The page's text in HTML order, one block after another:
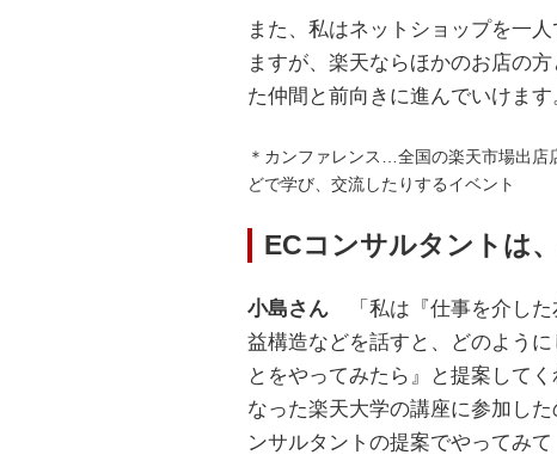
また、私はネットショップを一
ますが、楽天ならほかのお店の
た仲間と前向きに進んでいけます
＊カンファレンス…全国の楽天市場出店
どで学び、交流したりするイベント
ECコンサルタントは
小島さん 「私は『仕事を介した
益構造などを話すと、どのよう
とをやってみたら』と提案して
なった楽天大学の講座に参加し
ンサルタントの提案でやってみ